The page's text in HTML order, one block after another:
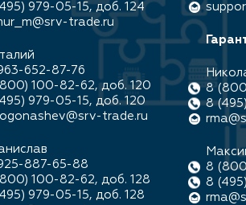
979-05-15, доб. 124
trade.ru
652-87-76
100-82-62, доб. 120
979-05-15, доб. 120
trade.ru
887-65-88
100-82-62, доб. 128
979-05-15, доб. 128
8
8
8
8